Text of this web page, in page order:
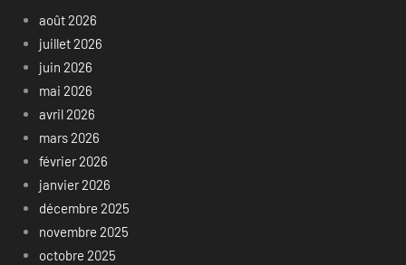
août 2026
juillet 2026
juin 2026
mai 2026
avril 2026
mars 2026
février 2026
janvier 2026
décembre 2025
novembre 2025
octobre 2025